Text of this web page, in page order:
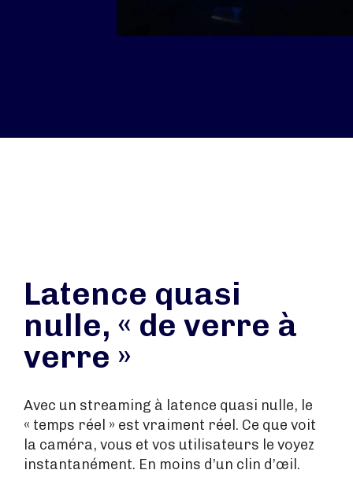
Latence quasi
nulle, « de verre à
verre »
Avec un streaming à latence quasi nulle, le
« temps réel » est vraiment réel. Ce que voit
la caméra, vous et vos utilisateurs le voyez
instantanément. En moins d’un clin d’œil.